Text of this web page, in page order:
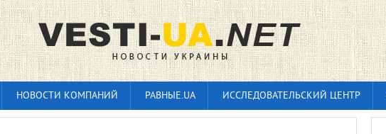
НОВОСТИ КОМПАНИЙ РАВНЫЕ.UA ИССЛЕДОВАТЕЛЬСКИЙ ЦЕНТР